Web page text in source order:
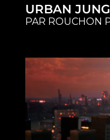
URBAN
PAR ROUCHON